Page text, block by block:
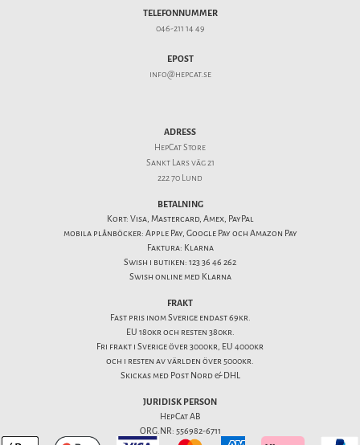
TELEFONNUMMER
046-211 14 49
EPOST
info@hepcat.se
ADRESS
HepCat Store
Sankt Lars väg 21
222 70 Lund
BETALNING
Kort: Visa, Mastercard, Amex, PayPal
mobila plånböcker: Apple Pay, Google Pay och Amazon Pay
Faktura: Klarna
Swish i butiken: 123 36 46 262
Swish online med Klarna
FRAKT
Fast pris inom Sverige endast 69kr.
EU 180kr och resten 380kr.
Fri frakt i Sverige över 3000kr, EU 4000kr
och i resten av världen över 5000kr.
Skickas med Post Nord & DHL
JURIDISK PERSON
HepCat AB
ORG.NR: 556982-6711